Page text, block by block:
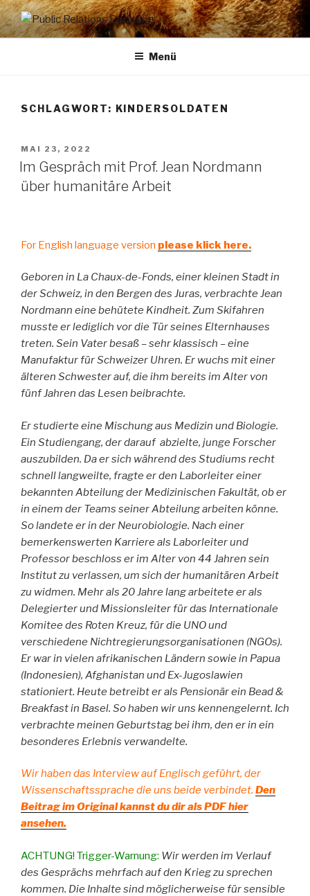
Zum
Inhalt
springenPUBLIC RELATIONS
Dr. Heike Specht
Menü
SCHLAGWORT: KINDERSOLDATEN
VERÖFFENTLICHT
AM
MAI 23, 2022
Im Gespräch mit Prof. Jean Nordmann
über humanitäre Arbeit
For English language version please klick here.
Geboren in La Chaux-de-Fonds, einer kleinen Stadt in
der Schweiz, in den Bergen des Juras, verbrachte Jean
Nordmann eine behütete Kindheit. Zum Skifahren
musste er lediglich vor die Tür seines Elternhauses
treten. Sein Vater besaß – sehr klassisch – eine
Manufaktur für Schweizer Uhren. Er wuchs mit einer
älteren Schwester auf, die ihm bereits im Alter von
fünf Jahren das Lesen beibrachte.
Er studierte eine Mischung aus Medizin und Biologie.
Ein Studiengang, der darauf abzielte, junge Forscher
auszubilden. Da er sich während des Studiums recht
schnell langweilte, fragte er den Laborleiter einer
bekannten Abteilung der Medizinischen Fakultät, ob er
in einem der Teams seiner Abteilung arbeiten könne.
So landete er in der Neurobiologie. Nach einer
bemerkenswerten Karriere als Laborleiter und
Professor beschloss er im Alter von 44 Jahren sein
Institut zu verlassen, um sich der humanitären Arbeit
zu widmen. Mehr als 20 Jahre lang arbeitete er als
Delegierter und Missionsleiter für das Internationale
Komitee des Roten Kreuz, für die UNO und
verschiedene Nichtregierungsorganisationen (NGOs).
Er war in vielen afrikanischen Ländern sowie in Papua
(Indonesien), Afghanistan und Ex-Jugoslawien
stationiert. Heute betreibt er als Pensionär ein Bead &
Breakfast in Basel. So haben wir uns kennengelernt. Ich
verbrachte meinen Geburtstag bei ihm, den er in ein
besonderes Erlebnis verwandelte.
Wir haben das Interview auf Englisch geführt, der
Wissenschaftssprache die uns beide verbindet. Den
Beitrag im Original kannst du dir als PDF hier
ansehen.
ACHTUNG! Trigger-Warnung: Wir werden im Verlauf
des Gesprächs mehrfach auf den Krieg zu sprechen
kommen. Die Inhalte sind möglicherweise für sensible